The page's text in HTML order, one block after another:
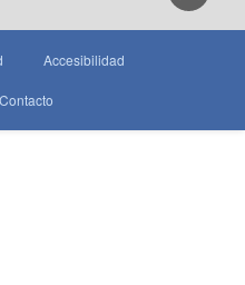
Accesibilidad
Contacto